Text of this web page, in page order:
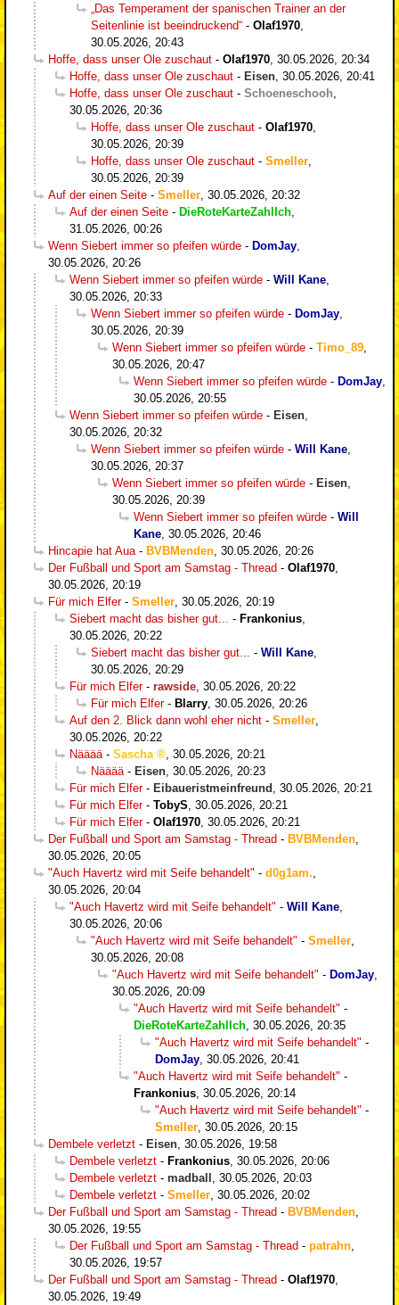
„Das Temperament der spanischen Trainer an der
Seitenlinie ist beeindruckend“ - Olaf1970
30.05.2026, 20:43
Hoffe, dass unser Ole zuschaut - Olaf1970 30.05.2026, 20:34
Hoffe, dass unser Ole zuschaut - Eisen 30.05.2026, 20:41
Hoffe, dass unser Ole zuschaut - Schoeneschooh
30.05.2026, 20:36
Hoffe, dass unser Ole zuschaut - Olaf1970
30.05.2026, 20:39
Hoffe, dass unser Ole zuschaut - Smeller
30.05.2026, 20:39
Auf der einen Seite - Smeller 30.05.2026, 20:32
Auf der einen Seite - DieRoteKarteZahlIch
31.05.2026, 00:26
Wenn Siebert immer so pfeifen würde - DomJay
30.05.2026, 20:26
Wenn Siebert immer so pfeifen würde - Will Kane
30.05.2026, 20:33
Wenn Siebert immer so pfeifen würde - DomJay
30.05.2026, 20:39
Wenn Siebert immer so pfeifen würde - Timo_89
30.05.2026, 20:47
Wenn Siebert immer so pfeifen würde - DomJay
30.05.2026, 20:55
Wenn Siebert immer so pfeifen würde - Eisen
30.05.2026, 20:32
Wenn Siebert immer so pfeifen würde - Will Kane
30.05.2026, 20:37
Wenn Siebert immer so pfeifen würde - Eisen
30.05.2026, 20:39
Wenn Siebert immer so pfeifen würde - Will
Kane 30.05.2026, 20:46
Hincapie hat Aua - BVBMenden 30.05.2026, 20:26
Der Fußball und Sport am Samstag - Thread - Olaf1970
30.05.2026, 20:19
Für mich Elfer- Smeller 30.05.2026, 20:19
Siebert macht das bisher gut...
- Frankonius
30.05.2026, 20:22
Siebert macht das bisher gut...
- Will Kane
30.05.2026, 20:29
Für mich Elfer- rawside 30.05.2026, 20:22
Für mich Elfer- Blarry 30.05.2026, 20:26
Auf den 2. Blick dann wohl eher nicht - Smeller
30.05.2026, 20:22
Nääää - Sascha
30.05.2026, 20:21
Nääää - Eisen 30.05.2026, 20:23
Für mich Elfer- Eibaueristmeinfreund
30.05.2026, 20:21
Für mich Elfer- TobyS 30.05.2026, 20:21
Für mich Elfer- Olaf1970 30.05.2026, 20:21
Der Fußball und Sport am Samstag - Thread - BVBMenden
30.05.2026, 20:05
"Auch Havertz wird mit Seife behandelt" - d0g1am.
30.05.2026, 20:04
"Auch Havertz wird mit Seife behandelt" - Will Kane
30.05.2026, 20:06
"Auch Havertz wird mit Seife behandelt" - Smeller
30.05.2026, 20:08
"Auch Havertz wird mit Seife behandelt" - DomJay
30.05.2026, 20:09
"Auch Havertz wird mit Seife behandelt" -
DieRoteKarteZahlIch 30.05.2026, 20:35
"Auch Havertz wird mit Seife behandelt" -
DomJay 30.05.2026, 20:41
"Auch Havertz wird mit Seife behandelt" -
Frankonius 30.05.2026, 20:14
"Auch Havertz wird mit Seife behandelt" -
Smeller 30.05.2026, 20:15
Dembele verletzt - Eisen 30.05.2026, 19:58
Dembele verletzt - Frankonius 30.05.2026, 20:06
Dembele verletzt - madball
30.05.2026, 20:03
Dembele verletzt - Smeller 30.05.2026, 20:02
Der Fußball und Sport am Samstag - Thread - BVBMenden
30.05.2026, 19:55
Der Fußball und Sport am Samstag - Thread - patrahn
30.05.2026, 19:57
Der Fußball und Sport am Samstag - Thread - Olaf1970
30.05.2026, 19:49